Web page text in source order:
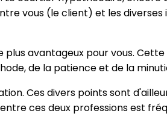
vous (le client) et les diverses
avantageux pour vous.
de la patience et de la
Ces divers points sont
ces deux professions est